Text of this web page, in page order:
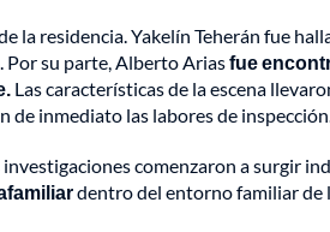
la residencia. Yakelín Teherán fue
Por su parte, Alberto Ariasfue
Las características de la escena
de inmediato las labores de
comenzaron a surgir
dentro del entorno familiar de